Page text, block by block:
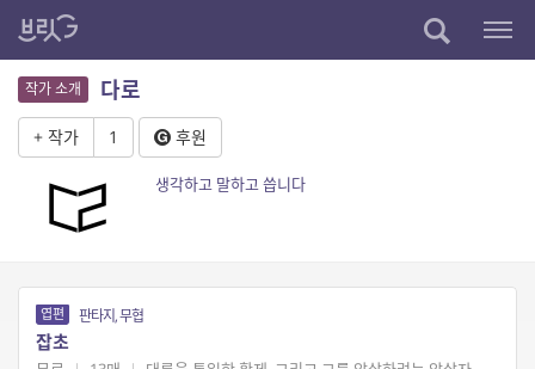
작가 소개 다로
+ 작가 1 후원
생각하고 말하고 씁니다
엽편 판타지, 무협
잡초